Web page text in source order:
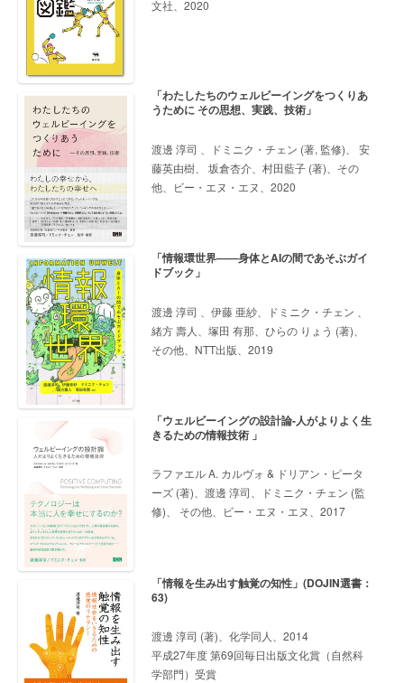
文社、2020
「わたしたちのウェルビーイングをつくりあ
うために その思想、実践、技術」
渡邊 淳司 、ドミニク・チェン (著, 監修)、 安
藤英由樹、 坂倉杏介、村田藍子 (著)、その
他、ビー・エヌ・エヌ、2020
「情報環世界――身体とAIの間であそぶガイ
ドブック」
渡邊 淳司 、伊藤 亜紗、ドミニク・チェン 、
緒方 壽人、塚田 有那、ひらの りょう (著)、
その他、NTT出版、2019
「ウェルビーイングの設計論-人がよりよく生
きるための情報技術 」
ラファエル A. カルヴォ & ドリアン・ピータ
ーズ (著)、渡邊 淳司、ドミニク・チェン (監
修)、 その他、ビー・エヌ・エヌ、2017
「情報を生み出す触覚の知性」(DOJIN選書：
63)
渡邊 淳司 (著)、化学同人、2014
平成27年度 第69回毎日出版文化賞（自然科
学部門）受賞